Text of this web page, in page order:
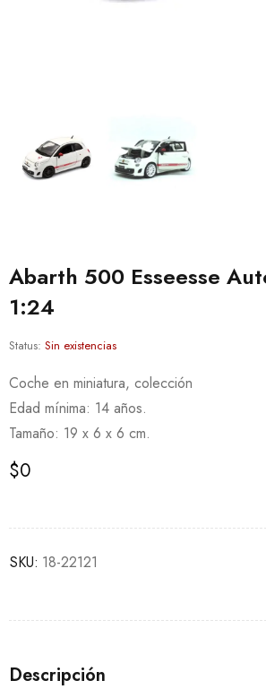
Abarth 500 Esseesse
1:24
Status: Sin existencias
Coche en miniatura, colección
Edad mínima: 14 años.
Tamaño: 19 x 6 x 6 cm.
$0
SKU: 18-22121
Descripción